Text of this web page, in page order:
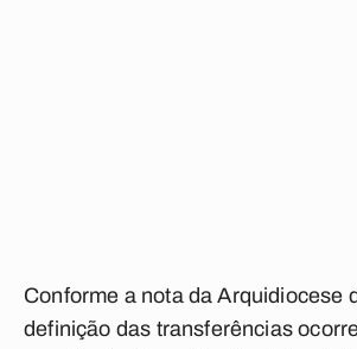
Conforme a nota da Arquidiocese
definição das transferências